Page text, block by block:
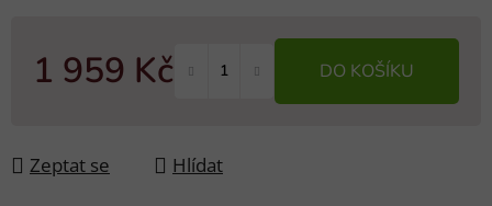
1 959 Kč DO KOŠÍKU
Zeptat se Hlídat